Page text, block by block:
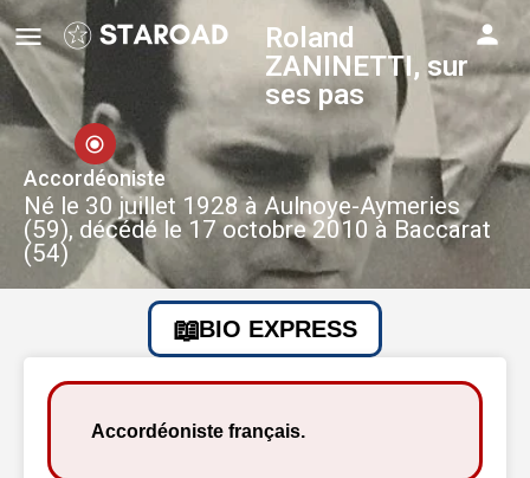
Roland
ZANINETTI, sur
ses pas
Accordéoniste
Né le 30 juillet 1928 à Aulnoye-Aymeries
(59), décédé le 17 octobre 2010 à Baccarat
(54)
BIO EXPRESS
Accordéoniste français.